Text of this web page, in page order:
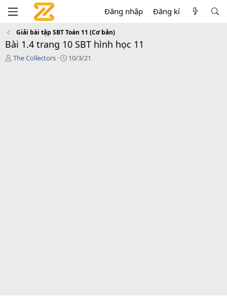
Đăng nhập Đăng kí
Giải bài tập SBT Toán 11 (Cơ bản)
Bài 1.4 trang 10 SBT hình học 11
T
The Collectors
C10/3/21